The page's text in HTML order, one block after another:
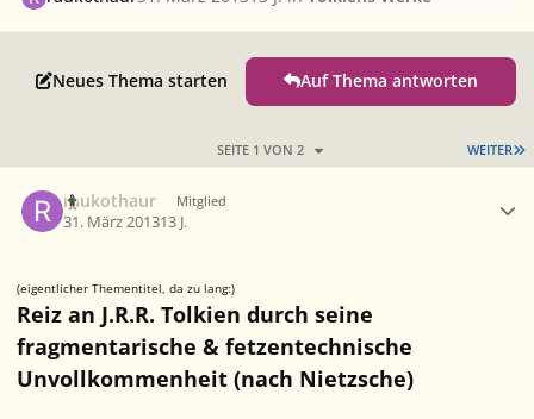
Neues Thema starten Auf Thema antworten
WEITER
SEITE 1 VON 2
raukothaur Mitglied
31. März 201313 J.
(eigentlicher Thementitel, da zu lang:)
Reiz an J.R.R. Tolkien durch seine
fragmentarische & fetzentechnische
Unvollkommenheit (nach Nietzsche)